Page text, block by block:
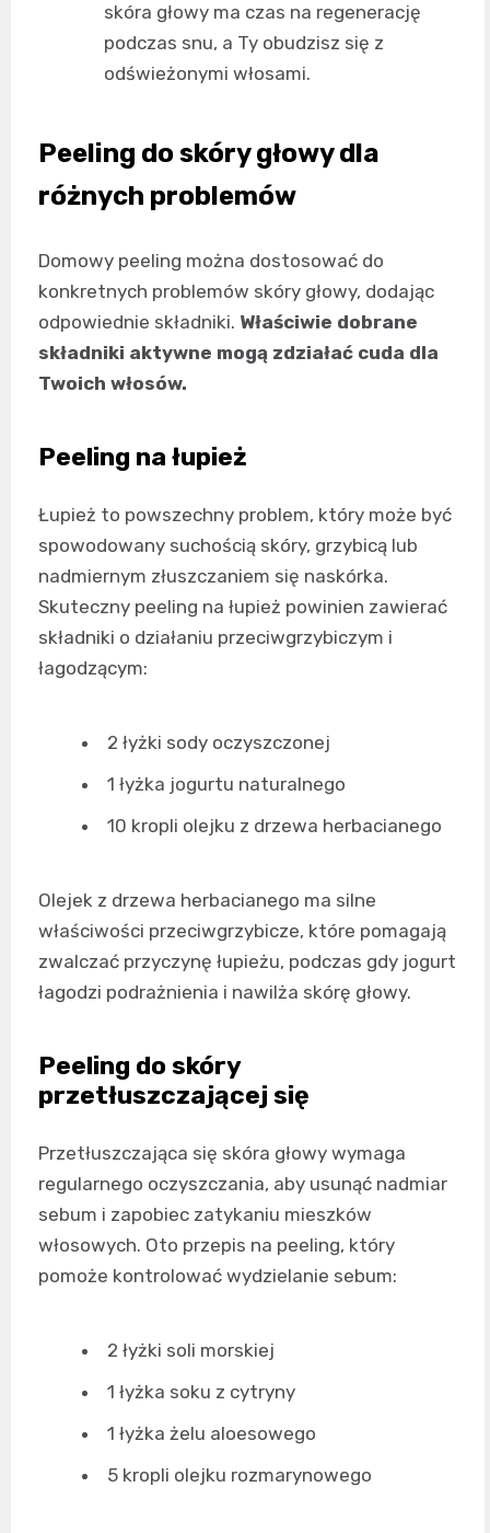
skóra głowy ma czas na regenerację
podczas snu, a Ty obudzisz się z
odświeżonymi włosami.
Peeling do skóry głowy dla
różnych problemów
Domowy peeling można dostosować do
konkretnych problemów skóry głowy, dodając
odpowiednie składniki. Właściwie dobrane
składniki aktywne mogą zdziałać cuda dla
Twoich włosów.
Peeling na łupież
Łupież to powszechny problem, który może być
spowodowany suchością skóry, grzybicą lub
nadmiernym złuszczaniem się naskórka.
Skuteczny peeling na łupież powinien zawierać
składniki o działaniu przeciwgrzybiczym i
łagodzącym:
2 łyżki sody oczyszczonej
1 łyżka jogurtu naturalnego
10 kropli olejku z drzewa herbacianego
Olejek z drzewa herbacianego ma silne
właściwości przeciwgrzybicze, które pomagają
zwalczać przyczynę łupieżu, podczas gdy jogurt
łagodzi podrażnienia i nawilża skórę głowy.
Peeling do skóry
przetłuszczającej się
Przetłuszczająca się skóra głowy wymaga
regularnego oczyszczania, aby usunąć nadmiar
sebum i zapobiec zatykaniu mieszków
włosowych. Oto przepis na peeling, który
pomoże kontrolować wydzielanie sebum:
2 łyżki soli morskiej
1 łyżka soku z cytryny
1 łyżka żelu aloesowego
5 kropli olejku rozmarynowego